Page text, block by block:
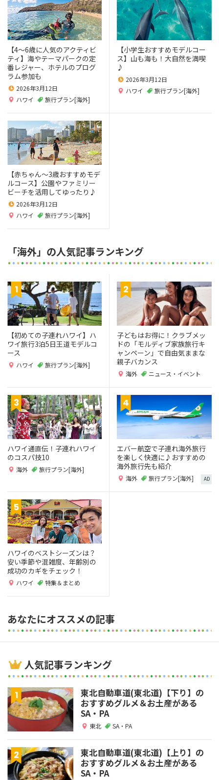
【4～6歳に人気のアクティビ
ティ】海やテーマパークの定
番レジャー、ホテルのプログ
ラム参加も
2026年3月12日
ハワイ
旅行プラン[海外]
【小学生おすすめモデルコー
ス】山も海も！大自然を満喫
♪
2026年3月12日
ハワイ
旅行プラン[海外]
【赤ちゃん～3歳おすすめモデ
ルコース】公園やファミリー
ビーチを活用してゆったり♪
2026年3月12日
ハワイ
旅行プラン[海外]
「海外」の人気記事ランキング
【初めての子連れハワイ】ハ
ワイ旅行3泊5日王道モデルコ
ース
ハワイ 旅行プラン[海外]
子どもはお得に！クラブメッ
ドの「モルディブ家族旅行キ
ャンペーン」で自由気ままな
親子バカンス
海外 ニュース・イベント
ハワイ通直伝！子連れハワイ
のコスパ技10
海外 旅行プラン[海外]
エバー航空で子連れ海外旅行
を楽しく快適に♪おすすめの
海外旅行先も紹介
海外 旅行プラン[海外] AD
ハワイのベストシーズンは？
安い季節や混雑度、年齢別の
成功のカギをチェック！
ハワイ 特集＆まとめ
あなたにオススメの記事
人気記事ランキング
東北自動車道(東北道)【下り】の
おすすめグルメ＆お土産がある
SA・PA
東北 SA・PA
東北自動車道(東北道)【上り】の
おすすめグルメ＆お土産がある
SA・PA